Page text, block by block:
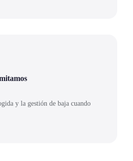
y la gestión de baja cuando